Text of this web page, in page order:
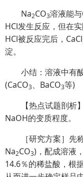
Na2CO3溶液能与
HCl发生反应，但在
HCl被反应完后，CaCl
淀。
小结：溶液中有
(CaCO3、BaCO3等)
【热点试题剖
NaOH的变质程度。
［研究方案］
Na2CO3)，配成溶液
14.6％的稀盐酸，根